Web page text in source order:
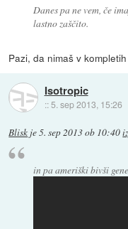
Danes pa ne vem, če
lastno zaščito.
Pazi, da nimaš v
Isotropic
:: 5. sep 2013, 15:26
Blisk je5. sep 2013 ob 10:40
in pa ameriški bivši